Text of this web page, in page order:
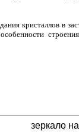
кристаллов в
зеркало